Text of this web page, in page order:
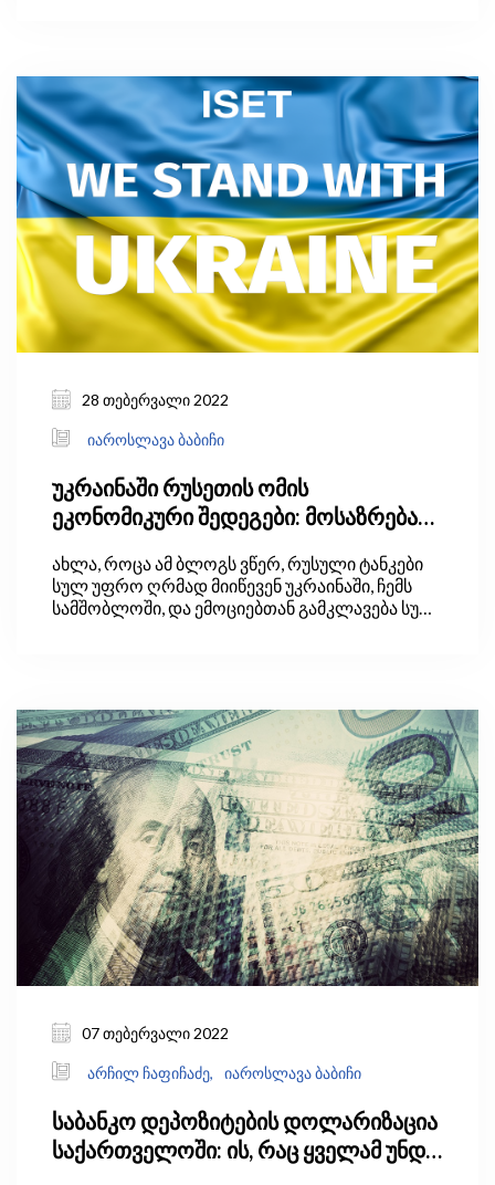
28 თებერვალი 2022
იაროსლავა ბაბიჩი
უკრაინაში რუსეთის ომის
ეკონომიკური შედეგები: მოსაზრება
ახლა, როცა ამ ბლოგს ვწერ, რუსული ტანკები
სულ უფრო ღრმად მიიწევენ უკრაინაში, ჩემს
სამშობლოში, და ემოციებთან გამკლავება სულ
დასკვნები მხოლოდ ფაქტებისა და ლოგიკის
ფრთხილი, მიუკერძოებელი გამოყენებით
გამოვიტანოთ.
07 თებერვალი 2022
არჩილ ჩაფიჩაძე, იაროსლავა ბაბიჩი
საბანკო დეპოზიტების დოლარიზაცია
საქართველოში: ის, რაც ყველამ უნდა